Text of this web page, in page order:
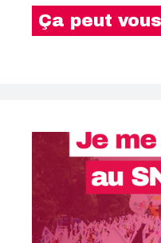
Ça peut